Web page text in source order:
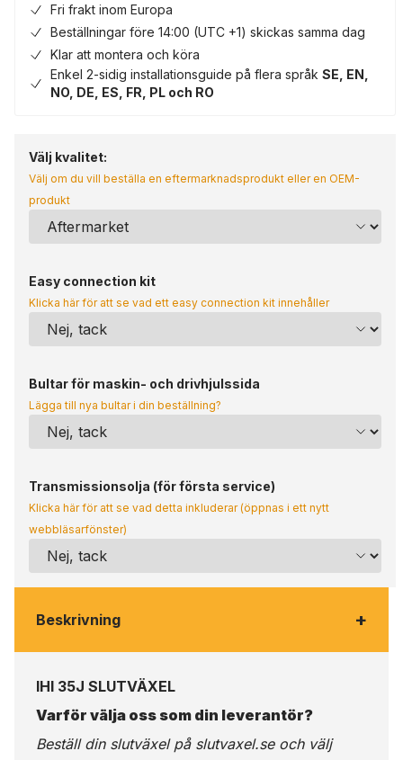
Fri frakt inom Europa
Beställningar före 14:00 (UTC +1) skickas samma dag
Klar att montera och köra
Enkel 2-sidig installationsguide på flera språk SE, EN,
NO, DE, ES, FR, PL och RO
Välj kvalitet:
Välj om du vill beställa en eftermarknadsprodukt eller en OEM-
produkt
Easy connection kit
Klicka här för att se vad ett easy connection kit innehåller
Bultar för maskin- och drivhjulssida
Lägga till nya bultar i din beställning?
Transmissionsolja (för första service)
Klicka här för att se vad detta inkluderar (öppnas i ett nytt
webbläsarfönster)
Beskrivning +
IHI 35J SLUTVÄXEL
Varför välja oss som din leverantör?
Beställ din slutväxel på slutvaxel.seoch välj